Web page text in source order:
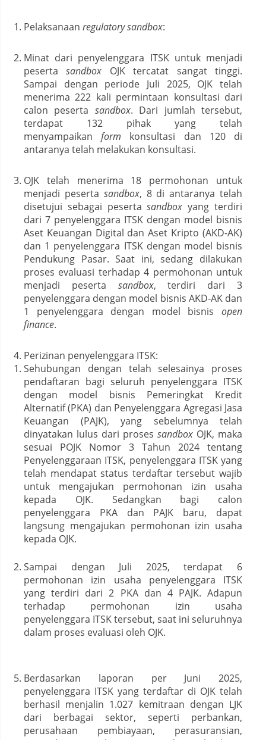
Pelaksanaan regulatory sandbox:
Minat dari penyelenggara ITSK untuk menjadi
pesertasandbox OJK tercatat sangat tinggi.
Sampai dengan periode Juli 2025, OJK telah
menerima 222 kali permintaan konsultasi dari
calon peserta sandbox. Dari jumlah tersebut,
terdapat 132 pihak yang telah
menyampaikanform konsultasi dan 120 di
antaranya telah melakukan konsultasi.
OJK telah menerima 18 permohonan untuk
menjadi peserta sandbox, 8 di antaranya telah
disetujui sebagai pesertasandbox yang terdiri
dari 7 penyelenggara ITSK dengan model bisnis
Aset Keuangan Digital dan Aset Kripto (AKD-AK)
dan 1 penyelenggara ITSK dengan model bisnis
Pendukung Pasar. Saat ini, sedang dilakukan
proses evaluasi terhadap 4 permohonan untuk
menjadi peserta sandbox, terdiri dari 3
penyelenggara dengan model bisnis AKD-AK dan
1 penyelenggara dengan model bisnis open
finance.
Perizinan penyelenggara ITSK:
Sehubungan dengan telah selesainya proses
pendaftaran bagi seluruh penyelenggara ITSK
dengan model bisnis Pemeringkat Kredit
Alternatif (PKA) dan Penyelenggara Agregasi Jasa
Keuangan (PAJK), yang sebelumnya telah
dinyatakan lulus dari proses sandbox OJK, maka
sesuai POJK Nomor 3 Tahun 2024 tentang
Penyelenggaraan ITSK, penyelenggara ITSK yang
telah mendapat status terdaftar tersebut wajib
untuk mengajukan permohonan izin usaha
kepada OJK. Sedangkan bagi calon
penyelenggara PKA dan PAJK baru, dapat
langsung mengajukan permohonan izin usaha
kepada OJK.
Sampai dengan Juli 2025, terdapat 6
permohonan izin usaha penyelenggara ITSK
yang terdiri dari 2 PKA dan 4 PAJK. Adapun
terhadap permohonan izin usaha
penyelenggara ITSK tersebut, saat ini seluruhnya
dalam proses evaluasi oleh OJK.
Berdasarkan laporan per Juni 2025,
penyelenggara ITSK yang terdaftar di OJK telah
berhasil menjalin 1.027 kemitraan dengan LJK
dari berbagai sektor, seperti perbankan,
perusahaan pembiayaan, perasuransian,